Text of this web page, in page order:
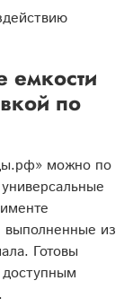
емкости
по
можно по
из
Готовы